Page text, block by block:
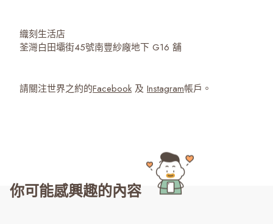
織刻生活店
荃灣白田壩街45號南豐紗廠地下 G16 舖
請關注世界之約的Facebook 及 Instagram帳戶。
你可能感興趣的內容